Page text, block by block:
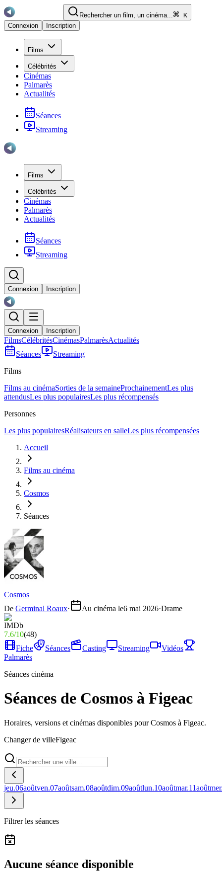
Rechercher un film, un cinéma...
K
Connexion
Inscription
Films
Célébrités
Cinémas
Palmarès
Actualités
Séances
Streaming
Films
Célébrités
Cinémas
Palmarès
Actualités
Séances
Streaming
Connexion Inscription
Connexion Inscription
FilmsCélébritésCinémasPalmarèsActualités
Séances
Streaming
Films
Films au cinémaSorties de la semaineProchainementLes plus
attendusLes plus populairesLes plus récompensés
Personnes
Les plus populairesRéalisateurs en salleLes plus récompensées
Accueil
Films au cinéma
Cosmos
Séances
Cosmos
De Germinal Roaux· Au cinéma le6 mai 2026·Drame
7.6/10(48)
Fiche
Séances Casting Streaming
Vidéos
Palmarès
Séances cinéma
Séances de Cosmos à Figeac
Horaires, versions et cinémas disponibles pour Cosmos à Figeac.
Changer de villeFigeac
jeu.06aoûtven.07aoûtsam.08aoûtdim.09aoûtlun.10aoûtmar.11août
Filtrer les séances
Aucune séance disponible